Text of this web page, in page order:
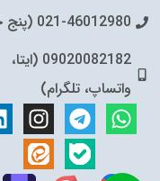
021-46012980 (پنج خط)
09020082182 (ایتا،
واتساپ، تلگرام)